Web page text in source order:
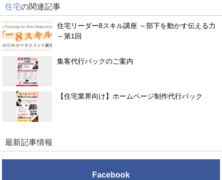
住宅の関連記事
住宅リーダー8スキル講座 ～部下を動かす伝える力
～第1回
集客代行パックのご案内
【住宅業界向け】ホームページ制作代行パック
最新記事情報
Facebook